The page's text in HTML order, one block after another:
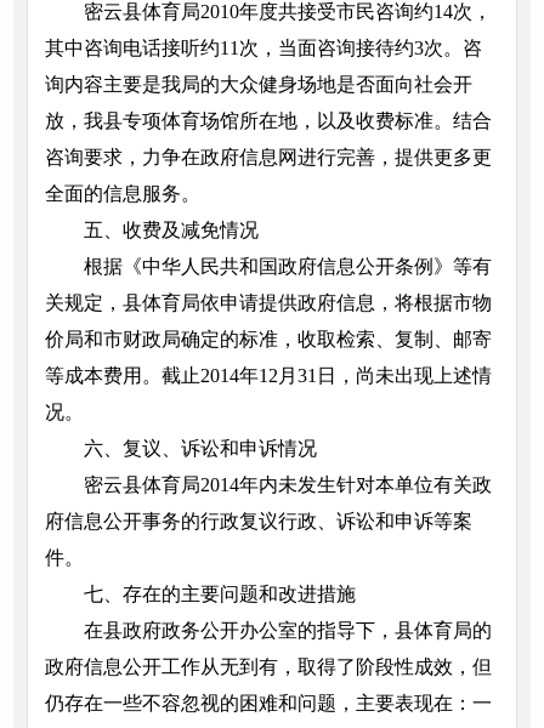
密云县体育局2010年度共接受市民咨询约14次，
其中咨询电话接听约11次，当面咨询接待约3次。咨
询内容主要是我局的大众健身场地是否面向社会开
放，我县专项体育场馆所在地，以及收费标准。结合
咨询要求，力争在政府信息网进行完善，提供更多更
全面的信息服务。
五、收费及减免情况
根据《中华人民共和国政府信息公开条例》等有
关规定，县体育局依申请提供政府信息，将根据市物
价局和市财政局确定的标准，收取检索、复制、邮寄
等成本费用。截止2014年12月31日，尚未出现上述情
况。
六、复议、诉讼和申诉情况
密云县体育局2014年内未发生针对本单位有关政
府信息公开事务的行政复议行政、诉讼和申诉等案
件。
七、存在的主要问题和改进措施
在县政府政务公开办公室的指导下，县体育局的
政府信息公开工作从无到有，取得了阶段性成效，但
仍存在一些不容忽视的困难和问题，主要表现在：一